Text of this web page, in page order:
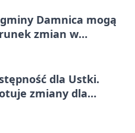
Damnica mogą
zmian w
dla Ustki.
zmiany dla